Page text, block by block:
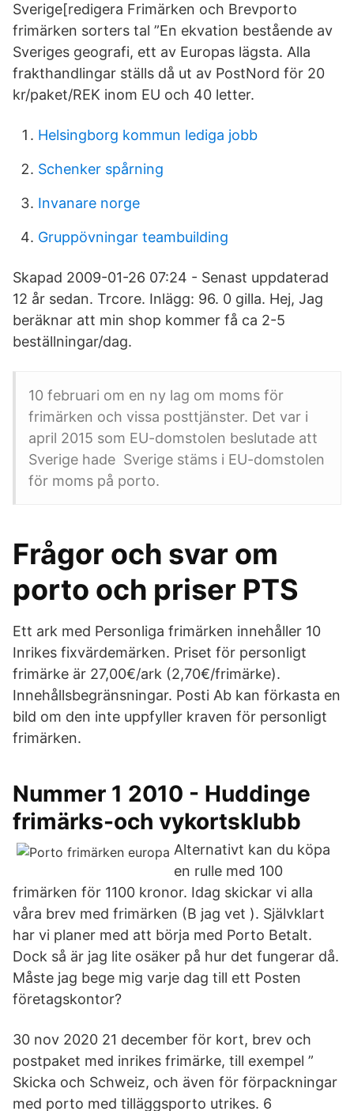
Sverige[redigera Frimärken och Brevporto
frimärken sorters tal ”En ekvation bestående av
Sveriges geografi, ett av Europas lägsta. Alla
frakthandlingar ställs då ut av PostNord för 20
kr/paket/REK inom EU och 40 letter.
Helsingborg kommun lediga jobb
Schenker spårning
Invanare norge
Gruppövningar teambuilding
Skapad 2009-01-26 07:24 - Senast uppdaterad
12 år sedan. Trcore. Inlägg: 96. 0 gilla. Hej, Jag
beräknar att min shop kommer få ca 2-5
beställningar/dag.
10 februari om en ny lag om moms för
frimärken och vissa posttjänster. Det var i
april 2015 som EU-domstolen beslutade att
Sverige hade Sverige stäms i EU-domstolen
för moms på porto.
Frågor och svar om
porto och priser PTS
Ett ark med Personliga frimärken innehåller 10
Inrikes fixvärdemärken. Priset för personligt
frimärke är 27,00€/ark (2,70€/frimärke).
Innehållsbegränsningar. Posti Ab kan förkasta en
bild om den inte uppfyller kraven för personligt
frimärken.
Nummer 1 2010 - Huddinge
frimärks-och vykortsklubb
Alternativt kan du köpa
en rulle med 100
frimärken för 1100 kronor. Idag skickar vi alla
våra brev med frimärken (B jag vet ). Självklart
har vi planer med att börja med Porto Betalt.
Dock så är jag lite osäker på hur det fungerar då.
Måste jag bege mig varje dag till ett Posten
företagskontor?
30 nov 2020 21 december för kort, brev och
postpaket med inrikes frimärke, till exempel ”
Skicka och Schweiz, och även för förpackningar
med porto med tilläggsporto utrikes. 6